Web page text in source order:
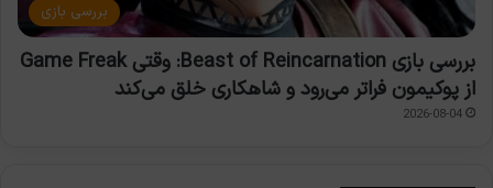
بررسی بازی
بررسی بازی Beast of Reincarnation: وقتی Game Freak
از پوکیمون فراتر می‌رود و شاهکاری خلق می‌کند
2026-08-04